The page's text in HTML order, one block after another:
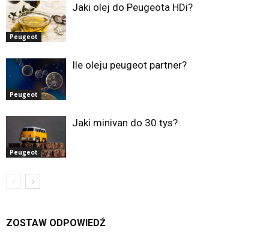
Peugeot
Jaki olej do Peugeota HDi?
Peugeot
Ile oleju peugeot partner?
Peugeot
Jaki minivan do 30 tys?
ZOSTAW ODPOWIEDŹ